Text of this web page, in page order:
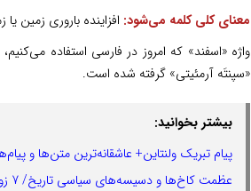
معنای کلی کلمه می‌شود: افزاینده باروری زمین
واژه «اسفند» که امروز در فارسی استفاده
«سپنتَه آرمئیتی» گرفته شده است.
بیشتر بخوانید:
پیام تبریک ولنتاین+ عاشقانه‌ترین متن‌ها و
عظمت کاخ‌ها و دسیسه‌های سیاسی تاریخ/ 7 زوج عاشق که جهان را تکان دادند!